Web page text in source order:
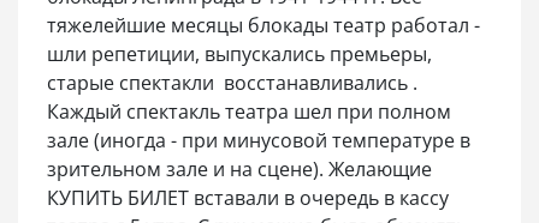
тяжелейшие месяцы блокады театр работал -
шли репетиции, выпускались премьеры,
старые спектакли восстанавливались .
Каждый спектакль театра шел при полном
зале (иногда - при минусовой температуре в
зрительном зале и на сцене). Желающие
КУПИТЬ БИЛЕТ вставали в очередь в кассу